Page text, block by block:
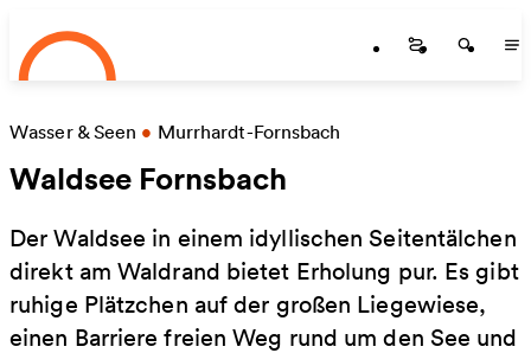
Zum Hauptinhalt springen
Startseite
Wasser & Seen • Murrhardt-Fornsbach
Waldsee Fornsbach
Der Waldsee in einem idyllischen Seitentälchen
direkt am Waldrand bietet Erholung pur. Es gibt
ruhige Plätzchen auf der großen Liegewiese,
einen Barriere freien Weg rund um den See und